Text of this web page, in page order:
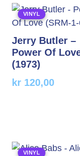
VINYL
Jerry Butler –
Power Of
(1973)
kr 120,00
VINYL